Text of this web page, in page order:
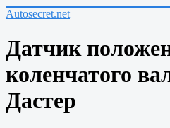
Autosecret.net
Датчик
коленчатого
Дастер